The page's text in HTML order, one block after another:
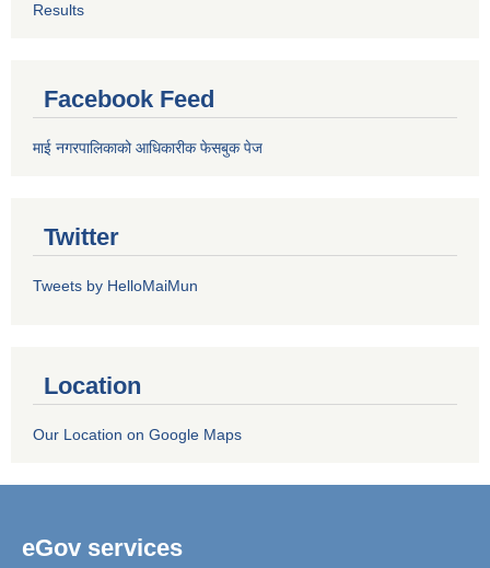
Results
Facebook Feed
माई नगरपालिकाको आधिकारीक फेसबुक पेज
Twitter
Tweets by HelloMaiMun
Location
Our Location on Google Maps
eGov services